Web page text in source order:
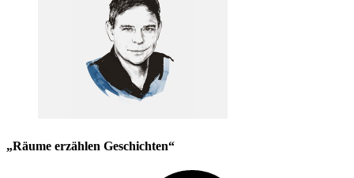
„Räume erzählen Geschichten“